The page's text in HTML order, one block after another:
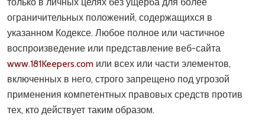
ограничительных положений, содержащихся в
указанном Кодексе. Любое полное или частичное
воспроизведение или представление веб-сайта
www.181Keepers.com или всех или части элементов,
включенных в него, строго запрещено под угрозой
применения компетентных правовых средств против
тех, кто действует таким образом.